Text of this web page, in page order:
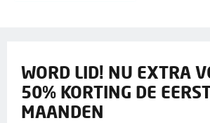
WORD LID! NU EXTRA
50% KORTING DE
MAANDEN